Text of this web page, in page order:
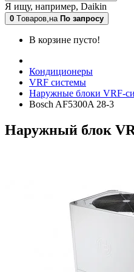
Я ищу, например, Daikin
0 Tоваров,на По запросу
В корзине пусто!
Кондиционеры
VRF системы
Наружные блоки VRF-
Bosch AF5300A 28-3
Наружный блок